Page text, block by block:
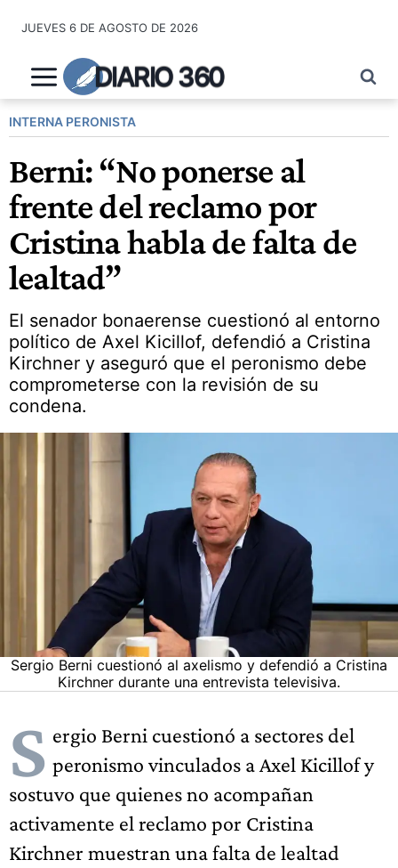
contenido
JUEVES 6 DE AGOSTO DE 2026
DIARIO 360
INTERNA PERONISTA
Berni: “No ponerse al
frente del reclamo por
Cristina habla de falta de
lealtad”
El senador bonaerense cuestionó al entorno
político de Axel Kicillof, defendió a Cristina
Kirchner y aseguró que el peronismo debe
comprometerse con la revisión de su
condena.
Sergio Berni cuestionó al axelismo y defendió a Cristina
Kirchner durante una entrevista televisiva.
S ergio Berni cuestionó a sectores del
peronismo vinculados a Axel Kicillof y
sostuvo que quienes no acompañan
activamente el reclamo por Cristina
Kirchner muestran una falta de lealtad